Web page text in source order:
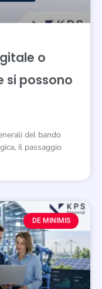
o
si possono
del bando
il passaggio
DE MINIMIS